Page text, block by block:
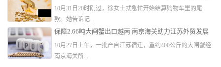
10月31日20时刚过，徐女士就急忙开始结算购物车里的尾
款。她告诉记...
保障2.66吨大闸蟹出口越南 南京海关助力江苏外贸发展
10月27日上午，一批产自江苏宿迁，重约400公斤的大闸蟹经
南京海关所...